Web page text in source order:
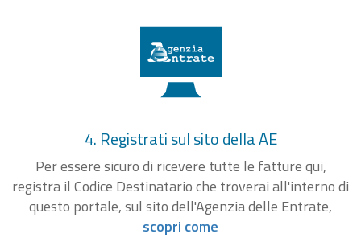
4. Registrati sul sito della AE
Per essere sicuro di ricevere tutte le fatture qui,
registra il Codice Destinatario che troverai all'interno di
questo portale, sul sito dell'Agenzia delle Entrate,
scopri come